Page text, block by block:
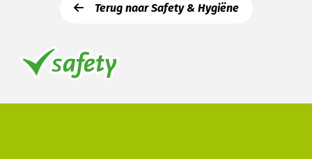
Terug naar Safety & Hygiëne